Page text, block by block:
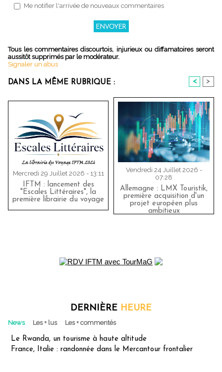
Me notifier l'arrivée de nouveaux commentaires
Tous les commentaires discourtois, injurieux ou diffamatoires seront
aussitôt supprimés par le modérateur.
Signaler un abus
DANS LA MÊME RUBRIQUE : < >
Mercredi 29 Juillet 2026 - 13:11
IFTM : lancement des
"Escales Littéraires", la
première librairie du voyage
Vendredi 24 Juillet 2026 -
07:28
Allemagne : LMX Touristik,
première acquisition d'un
projet européen plus
ambitieux
DERNIÈRE HEURE
News Les + lus Les + commentés
Le Rwanda, un tourisme à haute altitude
France, Italie : randonnée dans le Mercantour frontalier